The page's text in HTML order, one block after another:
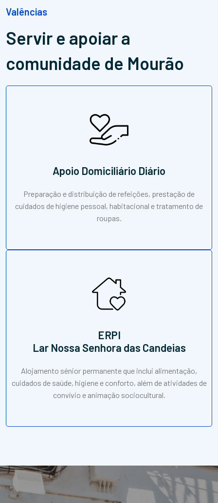
Valências
Servir e apoiara
comunidade de Mourão
Apoio Domiciliário Diário
Preparação e distribuição de refeições, prestação de
cuidados de higiene pessoal, habitacional e tratamento de
roupas.
ERPI
Lar Nossa Senhora das Candeias
Alojamento sénior permanente que inclui alimentação,
cuidados de saúde, higiene e conforto, além de atividades de
convívio e animação sociocultural.